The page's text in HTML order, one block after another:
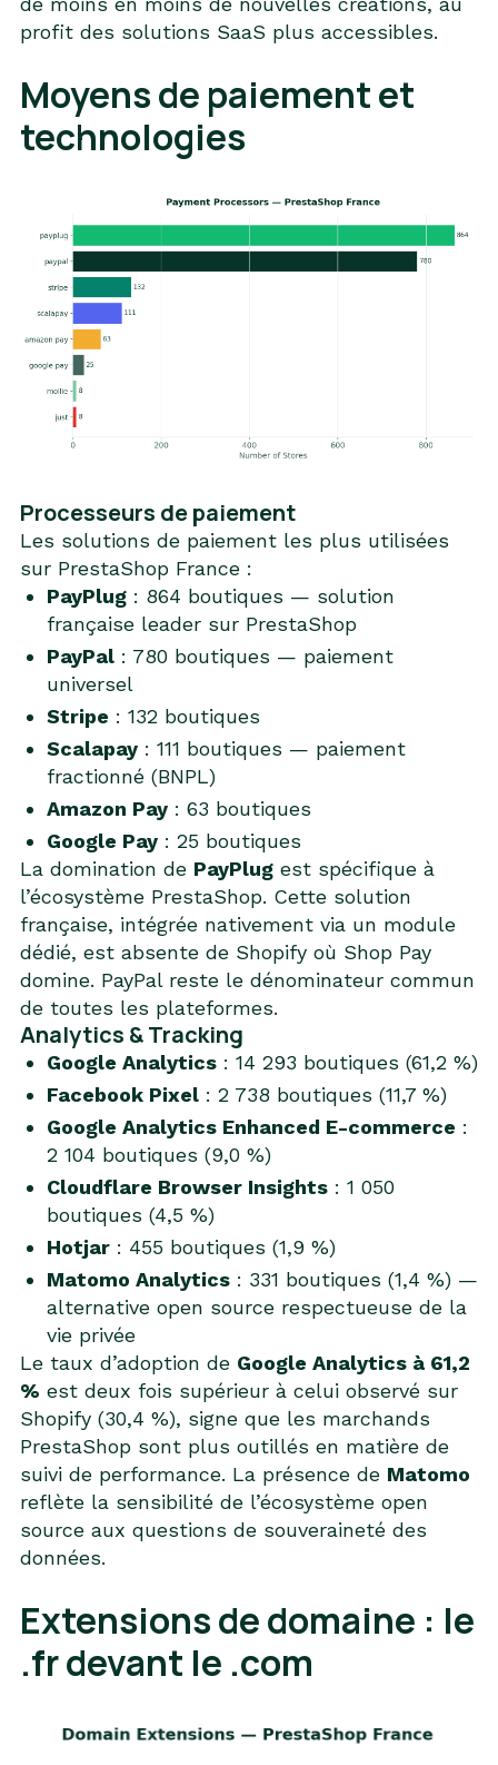
profit des solutions SaaS plus accessibles.
Moyens de paiement et
technologies
Processeurs de paiement
Les solutions de paiement les plus utilisées
sur PrestaShop France :
PayPlug : 864 boutiques — solution
française leader sur PrestaShop
PayPal : 780 boutiques — paiement
universel
Stripe : 132 boutiques
Scalapay : 111 boutiques — paiement
fractionné (BNPL)
Amazon Pay : 63 boutiques
Google Pay : 25 boutiques
La domination de PayPlug est spécifique à
l’écosystème PrestaShop. Cette solution
française, intégrée nativement via un module
dédié, est absente de Shopify où Shop Pay
domine. PayPal reste le dénominateur commun
de toutes les plateformes.
Analytics & Tracking
Google Analytics : 14 293 boutiques (61,2 %)
Facebook Pixel : 2 738 boutiques (11,7 %)
Google Analytics Enhanced E-commerce :
2 104 boutiques (9,0 %)
Cloudflare Browser Insights : 1 050
boutiques (4,5 %)
Hotjar : 455 boutiques (1,9 %)
Matomo Analytics : 331 boutiques (1,4 %) —
alternative open source respectueuse de la
vie privée
Le taux d’adoption de Google Analytics à 61,2
% est deux fois supérieur à celui observé sur
Shopify (30,4 %), signe que les marchands
PrestaShop sont plus outillés en matière de
suivi de performance. La présence de Matomo
reflète la sensibilité de l’écosystème open
source aux questions de souveraineté des
données.
Extensions de domaine : le
.fr devant le .com